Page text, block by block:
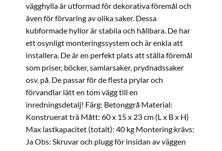
vägghylla är utformad för dekorativa föremål och
även för förvaring av olika saker. Dessa
kubformade hyllor är stabila och hållbara. De har
ett osynligt monteringssystem och är enkla att
installera. De är en perfekt plats att ställa föremål
som priser, böcker, samlarsaker, prydnadssaker
osv. på. De passar för de flesta prylar och
förvandlar lätt en tom vägg till en
inredningsdetalj! Färg: Betonggrå Material:
Konstruerat trä Mått: 60 x 15 x 23 cm (L x B x H)
Max lastkapacitet (totalt): 40 kg Montering krävs:
Ja Obs: Skruvar och plugg för insidan av väggen